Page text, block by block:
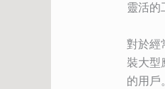
靈活的
對於經
裝大型
的用戶